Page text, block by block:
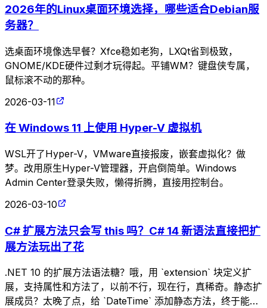
2026年的Linux桌面环境选择，哪些适合Debian服
务器？
选桌面环境像选早餐？Xfce稳如老狗，LXQt省到极致，
GNOME/KDE硬件过剩才玩得起。平铺WM？键盘侠专属，
鼠标滚不动的那种。
2026-03-11
在 Windows 11 上使用 Hyper-V 虚拟机
WSL开了Hyper-V，VMware直接报废，嵌套虚拟化？做
梦。改用原生Hyper-V管理器，开启倒简单。Windows
Admin Center登录失败，懒得折腾，直接用控制台。
2026-03-10
C# 扩展方法只会写 this 吗？C# 14 新语法直接把扩
展方法玩出了花
.NET 10 的扩展方法语法糖？哦，用 `extension` 块定义扩
展，支持属性和方法了，以前不行，现在行，真稀奇。静态扩
展成员？太晚了点，给 `DateTime` 添加静态方法，终于能优